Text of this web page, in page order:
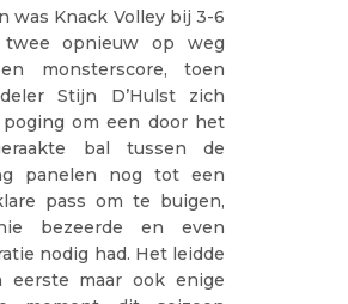
was Knack Volley bij 3-6
opnieuw op weg
monsterscore, toen
Stijn D’Hulst zich
om een door het
bal tussen de
panelen nog tot een
pass om te buigen,
bezeerde en even
nodig had. Het leidde
eerste maar ook enige